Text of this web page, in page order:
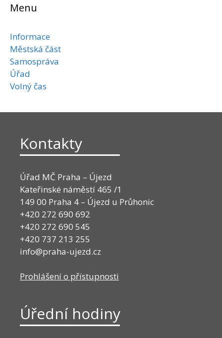
Menu
Informace
Městská část
Samospráva
Úřad
Volný čas
Kontakty
Úřad MČ Praha – Újezd
Kateřinské náměstí 465 /1
149 00 Praha 4 – Újezd u Průhonic
+420 272 690 692
+420 272 690 545
+420 737 213 255
info@praha-ujezd.cz
Prohlášení o přístupnosti
Úřední hodiny